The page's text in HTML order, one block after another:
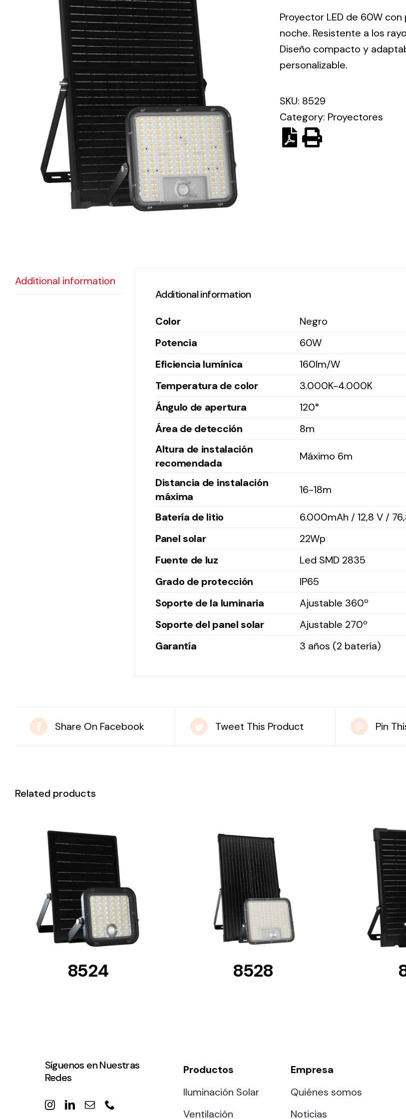
Lighting and
Electrical
Equipment
Complete
solutions in
lighting and
electrical
material for
each project
and need
Ventilation
The
the group
meant a greater
offer of
ventilation
Proyector LED de 60W
noche. Resistente a los
Diseño compacto y
personalizable.
SKU: 8529
Category: Proyectores
Additional information
Additional information
Color
Negro
Potencia
60W
Eficiencia lumínica
160lm/W
Temperatura de color
3.000K-4.000K
Ángulo de apertura
120°
Área de detección
8m
Altura de instalación
recomendada
Máximo 6m
Distancia de instalación
máxima
16-18m
Batería de litio
6.000mAh / 12,8 V /
Panel solar
22Wp
Fuente de luz
Led SMD 2835
Grado de protección
IP65
Soporte de la luminaria
Ajustable 360º
Soporte del panel solar
Ajustable 270º
Garantía
3 años (2 batería)
Share On Facebook Tweet This Product Pin
Related products
DETAILS
8524
DETAILS
8528
Síguenos en Nuestras
Redes
Productos
Iluminación Solar
Ventilación
Empresa
Quiénes somos
Noticias